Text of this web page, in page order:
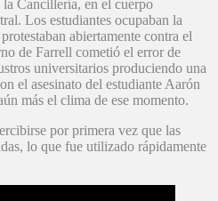
la Cancillería, en el cuerpo
Los estudiantes ocupaban la
abiertamente contra el
de Farrell cometió el error de
universitarios produciendo una
el asesinato del estudiante Aarón
más el clima de ese momento.
por primera vez que las
lo que fue utilizado rápidamente